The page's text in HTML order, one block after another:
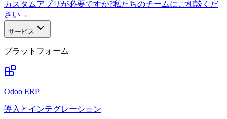
カスタムアプリが必要ですか?私たちのチームにご相談くだ
さい →
サービス
プラットフォーム
Odoo ERP
導入とインテグレーション